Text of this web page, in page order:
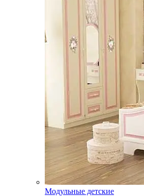
Модульные детские